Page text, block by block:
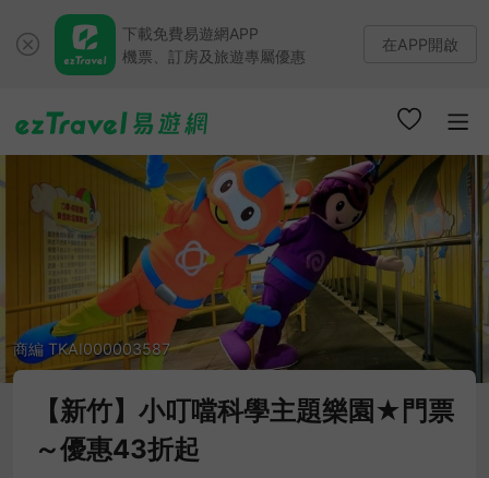
下載免費易遊網APP
機票、訂房及旅遊專屬優惠
在APP開啟
商編 TKAI000003587
【新竹】小叮噹科學主題樂園★門票
～優惠43折起